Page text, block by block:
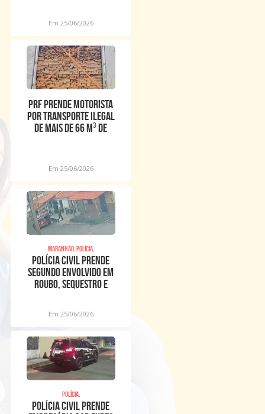
Em 25/06/2026
PRF prende motorista
por transporte ilegal
de mais de 66 m³ de
Em 25/06/2026
Maranhão, Polícia,
POLÍCIA CIVIL PRENDE
SEGUNDO ENVOLVIDO EM
ROUBO, SEQUESTRO E
Em 25/06/2026
Polícia,
POLÍCIA CIVIL PRENDE